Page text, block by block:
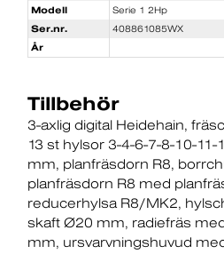
Modell
Serie 1 2Hp
Ser.nr.
408861085WX
År
Tillbehör
3-axlig digital Heidehain
13 st hylsor 3-4-6-7-8-10-11-
mm planfräsdorn R8
planfräsdorn R8 med
reducerhylsa R8/MK2
skaft Ø20 mm radiefräs
mm ursvarvningshuvud